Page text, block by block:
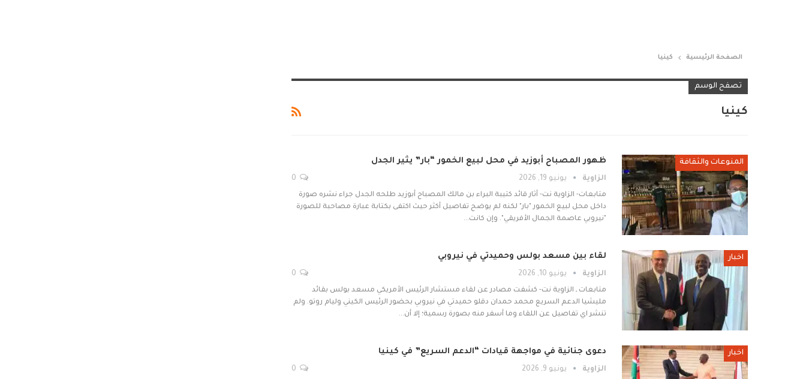
الصفحة الرئيسية كينيا
تصفح الوسم
كينيا
المنوعات والثقافة ظهور المصباح أبوزيد في محل لبيع الخمور “بار” يثير الجدل
الزاوية يونيو 19, 2026
متابعات- الزاوية نت- أثار قائد كتيبة البراء بن مالك المصباح أبوزيد طلحه الجدل جراء نشره صورة
داخل محل لبيع الخمور "بار" لكنه لم يوضح تفاصيل أكثر حيث اكتفى بكتابة عبارة مصاحبة للصورة
"نيروبي عاصمة الجمال الأفريقي". وإن كانت…
اخبار لقاء بين مسعد بولس وحميدتي في نيروبي
الزاوية يونيو 10, 2026
متابعات ـ الزاوية نت- كشفت مصادر عن لقاء مستشار الرئيس الأمريكي مسعد بولس بقائد
مليشيا الدعم السريع محمد حمدان دقلو حميدتي في نيروبي بحضور الرئيس الكيني وليام روتو. ولم
تنشر اي تفاصيل عن اللقاء وما أسفر منه بصورة رسمية؛ إلا أن…
اخبار دعوى جنائية في مواجهة قيادات “الدعم السريع” في كينيا
الزاوية يونيو 9, 2026